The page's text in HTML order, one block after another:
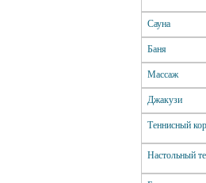
Сауна
Баня
Массаж
Джакузи
Теннисный
Настольный